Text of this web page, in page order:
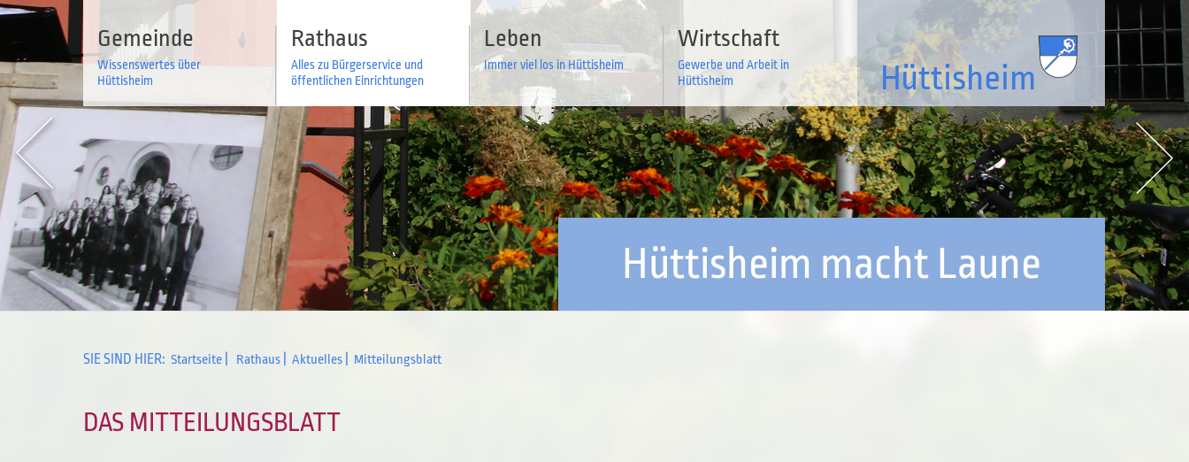
Gemeinde
Wissenswertes über
Hüttisheim
Rathaus
Alles zu Bürgerservice und
öffentlichen Einrichtungen
Leben
Immer viel los in Hüttisheim
Wirtschaft
Gewerbe und Arbeit in
Hüttisheim
Hüttisheim macht Laune
SIE SIND HIER: Startseite Rathaus Aktuelles Mitteilungsblatt
DAS MITTEILUNGSBLATT